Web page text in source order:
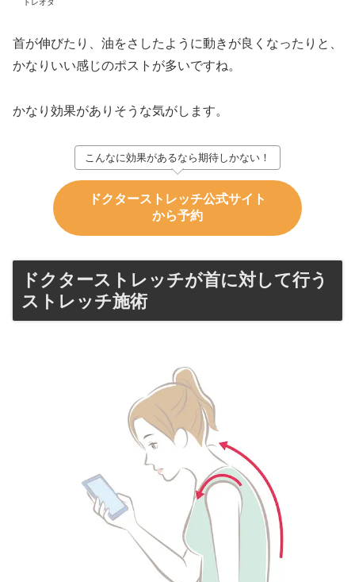
トレオタ
首が伸びたり、油をさしたように動きが良くなったりと、
かなりいい感じのポストが多いですね。
かなり効果がありそうな気がします。
こんなに効果があるなら期待しかない！
ドクターストレッチ公式サイト
から予約
ドクターストレッチが首に対して行う
ストレッチ施術